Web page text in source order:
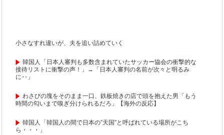
小さなすれ違いが、夫を追い詰めていく
韓国人「日本人審判も多数含まれていたサッカー協会の衝撃的な
接待リストに衝撃の声！」→「日本人審判の名前が次々と明るみ
に‥」
わさびの塊をそのまま一口、鉄板焼きの店で頭を抱えた男「もう
時間の匂いまで嗅ぎ分けられるだろ」【海外の反応】
韓国人「韓国人の間で日本の”天国”と呼ばれている場所がこち
ら・・・」